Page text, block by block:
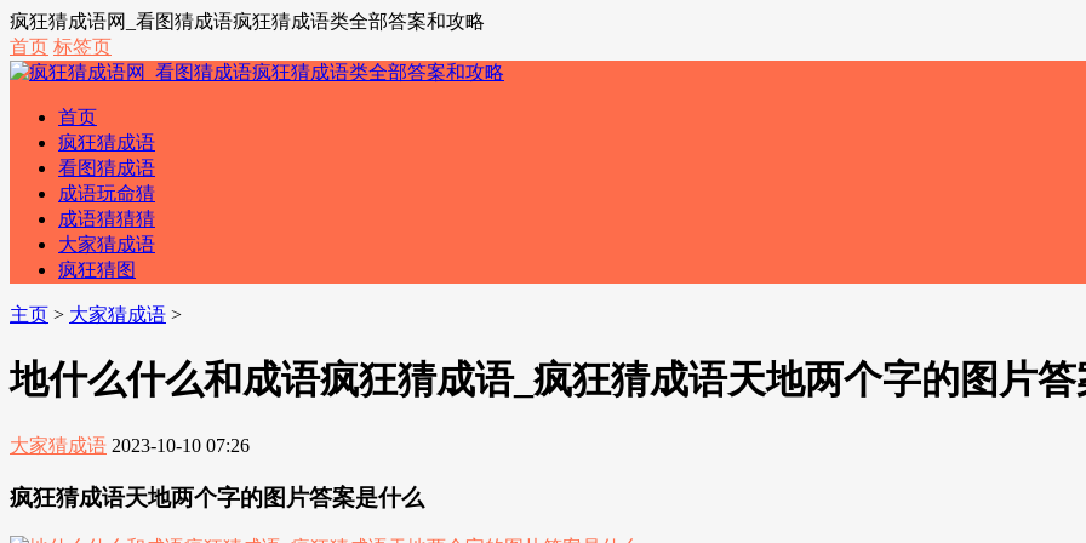
疯狂猜成语网_看图猜成语疯狂猜成语类全部答案和攻略
首页 标签页
首页
疯狂猜成语
看图猜成语
成语玩命猜
成语猜猜猜
大家猜成语
疯狂猜图
主页 > 大家猜成语 >
地什么什么和成语疯狂猜成语_疯狂猜成语天地两个字的图片
大家猜成语 2023-10-10 07:26
疯狂猜成语天地两个字的图片答案是什么